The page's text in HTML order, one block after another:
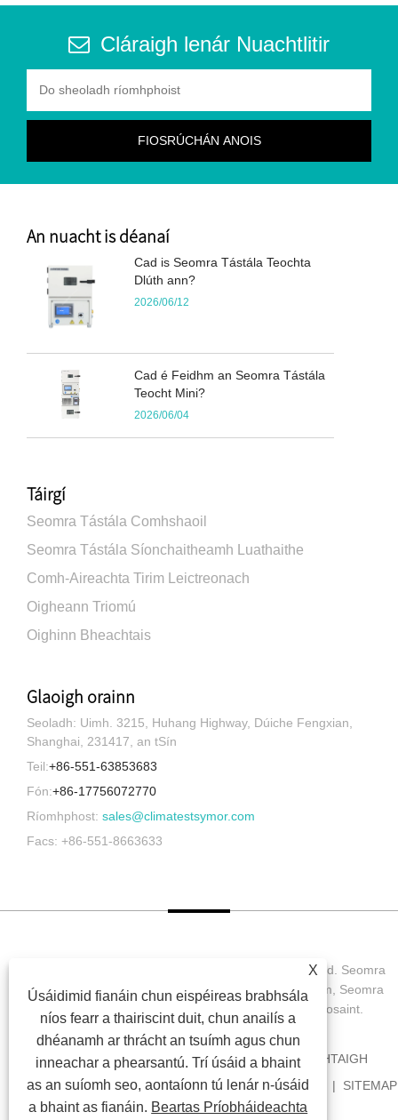
Cláraigh lenár Nuachtlitir
An nuacht is déanaí
Cad is Seomra Tástála Teochta
Dlúth ann?
2026/06/12
Cad é Feidhm an Seomra Tástála
Teocht Mini?
2026/06/04
Táirgí
Seomra Tástála Comhshaoil
Seomra Tástála Síonchaitheamh Luathaithe
Comh-Aireachta Tirim Leictreonach
Oigheann Triomú
Oighinn Bheachtais
Glaoigh orainn
Seoladh: Uimh. 3215, Huhang Highway, Dúiche Fengxian,
Shanghai, 231417, an tSín
Teil:+86-551-63853683
Fón:+86-17756072770
Ríomhphost: sales@climatestsymor.com
Facs: +86-551-8663633
Cóipcheart © 2022 Symor Instrument Equipment Co., Ltd. Seomra
Tástála Comhshaoil, Comh-Aireachta Leictreonach Tirim, Seomra
Tástála Síonchaitheamh Luathaithe Gach ceart ar cosaint.
BAILE FÚINN TÁIRGÍ NUACHT
ÍOSLUCHTAIGH
SEOL FIOSRÚCHÁN
GLAOIGH ORAINN NAISC
SITEMAP
RSS
XML PRIVACY POLICY
X
Úsáidimid fianáin chun eispéireas brabhsála
níos fearr a thairiscint duit, chun anailís a
dhéanamh ar thrácht an tsuímh agus chun
inneachar a phearsantú. Trí úsáid a bhaint
as an suíomh seo, aontaíonn tú lenár n-úsáid
a bhaint as fianáin. Beartas Príobháideachta